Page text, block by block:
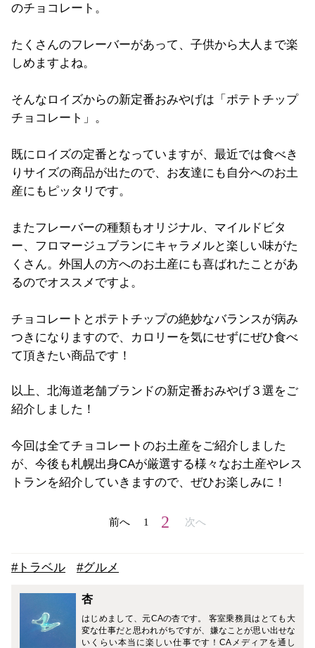
のチョコレート。
たくさんのフレーバーがあって、子供から大人まで楽
しめますよね。
そんなロイズからの新定番おみやげは「ポテトチップ
チョコレート」。
既にロイズの定番となっていますが、最近では食べき
りサイズの商品が出たので、お友達にも自分へのお土
産にもピッタリです。
またフレーバーの種類もオリジナル、マイルドビタ
ー、フロマージュブランにキャラメルと楽しい味がた
くさん。外国人の方へのお土産にも喜ばれたことがあ
るのでオススメですよ。
チョコレートとポテトチップの絶妙なバランスが病み
つきになりますので、カロリーを気にせずにぜひ食べ
て頂きたい商品です！
以上、北海道老舗ブランドの新定番おみやげ３選をご
紹介しました！
今回は全てチョコレートのお土産をご紹介しました
が、今後も札幌出身CAが厳選する様々なお土産やレス
トランを紹介していきますので、ぜひお楽しみに！
前へ 1 2 次へ
#トラベル #グルメ
杏
はじめまして、元CAの杏です。 客室乗務員はとても大
変な仕事だと思われがちですが、嫌なことが思い出せな
いくらい本当に楽しい仕事です！CAメディアを通し